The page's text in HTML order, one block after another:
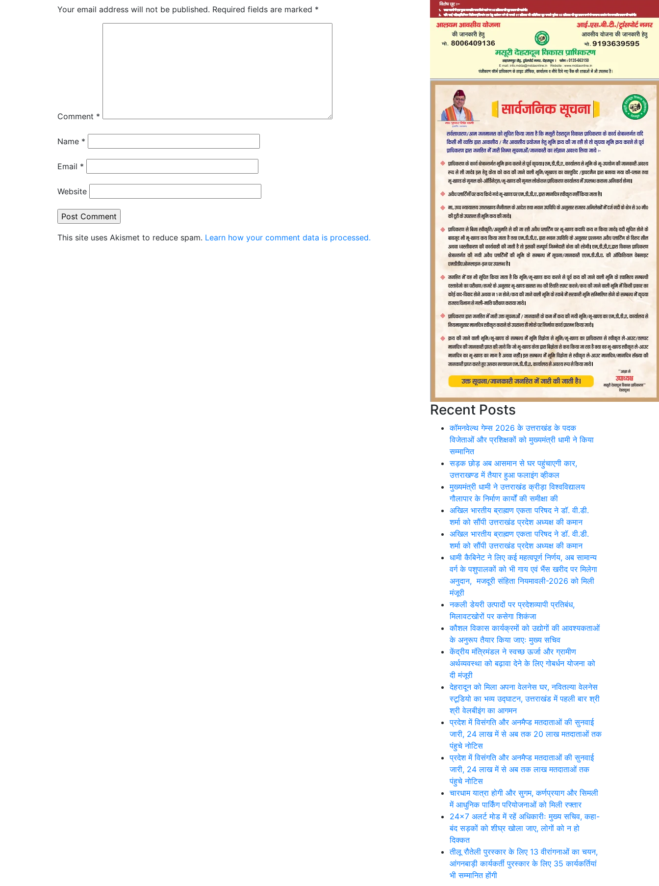
Your email address will not be published. Required fields are marked *
Comment *
Name *
Email *
Website
This site uses Akismet to reduce spam. Learn how your comment data is processed.
Recent Posts
कॉमनवेल्थ गेम्स 2026 के उत्तराखंड के पदक
विजेताओं और प्रशिक्षकों को मुख्यमंत्री धामी ने किया
सम्मानित
सड़क छोड़ अब आसमान से घर पहुंचाएगी कार,
उत्तराखण्ड में तैयार हुआ फलाइंग व्हीकल
मुख्यमंत्री धामी ने उत्तराखंड क्रीड़ा विश्वविद्यालय
गौलापार के निर्माण कार्यों की समीक्षा की
अखिल भारतीय ब्राह्मण एकता परिषद ने डॉ. वी.डी.
शर्मा को सौंपी उत्तराखंड प्रदेश अध्यक्ष की कमान
अखिल भारतीय ब्राह्मण एकता परिषद ने डॉ. वी.डी.
शर्मा को सौंपी उत्तराखंड प्रदेश अध्यक्ष की कमान
धामी कैबिनेट ने लिए कई महत्वपूर्ण निर्णय, अब सामान्य
वर्ग के पशुपालकों को भी गाय एवं भैंस खरीद पर मिलेगा
अनुदान, मजदूरी संहिता नियमावली-2026 को मिली
मंजूरी
नकली डेयरी उत्पादों पर प्रदेशव्यापी प्रतिबंध,
मिलावटखोरों पर कसेगा शिकंजा
कौशल विकास कार्यक्रमों को उद्योगों की आवश्यकताओं
के अनुरूप तैयार किया जाएः मुख्य सचिव
केंद्रीय मंत्रिमंडल ने स्वच्छ ऊर्जा और ग्रामीण
अर्थव्यवस्था को बढ़ावा देने के लिए गोबर्धन योजना को
दी मंजूरी
देहरादून को मिला अपना वेलनेस घर, नवितल्या वेलनेस
स्टूडियो का भव्य उद्घाटन, उत्तराखंड में पहली बार श्री
श्री वेलबीइंग का आगमन
प्रदेश में विसंगति और अनमैप्ड मतदाताओं की सुनवाई
जारी, 24 लाख में से अब तक 20 लाख मतदाताओं तक
पंहुचे नोटिस
प्रदेश में विसंगति और अनमैप्ड मतदाताओं की सुनवाई
जारी, 24 लाख में से अब तक लाख मतदाताओं तक
पंहुचे नोटिस
चारधाम यात्रा होगी और सुगम, कर्णप्रयाग और सिमली
में आधुनिक पार्किंग परियोजनाओं को मिली रफ्तार
24×7 अलर्ट मोड में रहें अधिकारीः मुख्य सचिव, कहा-
बंद सड़कों को शीघ्र खोला जाए, लोगों को न हो
दिक्कत
तीलू रौतेली पुरस्कार के लिए 13 वीरांगनाओं का चयन,
आंगनबाड़ी कार्यकर्ती पुरस्कार के लिए 35 कार्यकर्तियां
भी सम्मानित होंगी